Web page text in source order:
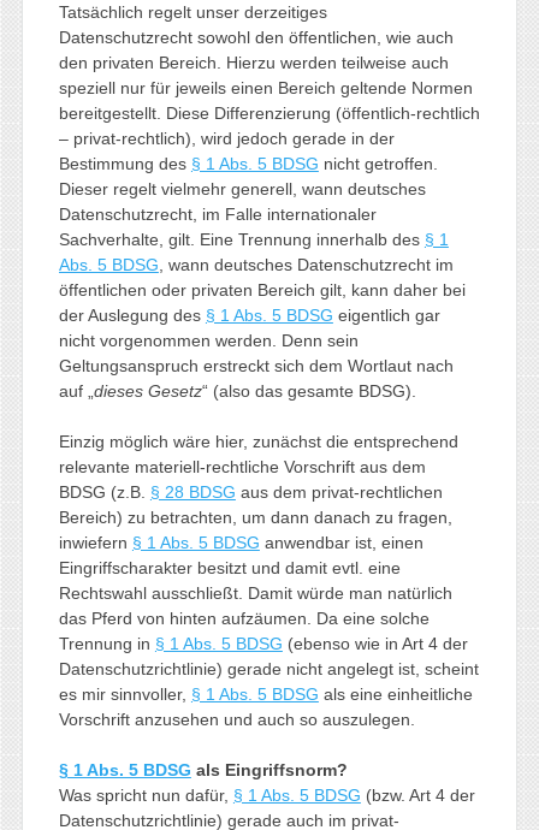
Tatsächlich regelt unser derzeitiges
Datenschutzrecht sowohl den öffentlichen, wie auch
den privaten Bereich. Hierzu werden teilweise auch
speziell nur für jeweils einen Bereich geltende Normen
bereitgestellt. Diese Differenzierung (öffentlich-rechtlich
– privat-rechtlich), wird jedoch gerade in der
Bestimmung des § 1 Abs. 5 BDSG nicht getroffen.
Dieser regelt vielmehr generell, wann deutsches
Datenschutzrecht, im Falle internationaler
Sachverhalte, gilt. Eine Trennung innerhalb des § 1
Abs. 5 BDSG , wann deutsches Datenschutzrecht im
öffentlichen oder privaten Bereich gilt, kann daher bei
der Auslegung des § 1 Abs. 5 BDSG eigentlich gar
nicht vorgenommen werden. Denn sein
Geltungsanspruch erstreckt sich dem Wortlaut nach
auf „ dieses Gesetz“ (also das gesamte BDSG).
Einzig möglich wäre hier, zunächst die entsprechend
relevante materiell-rechtliche Vorschrift aus dem
BDSG (z.B. § 28 BDSG aus dem privat-rechtlichen
Bereich) zu betrachten, um dann danach zu fragen,
inwiefern § 1 Abs. 5 BDSG anwendbar ist, einen
Eingriffscharakter besitzt und damit evtl. eine
Rechtswahl ausschließt. Damit würde man natürlich
das Pferd von hinten aufzäumen. Da eine solche
Trennung in § 1 Abs. 5 BDSG (ebenso wie in Art 4 der
Datenschutzrichtlinie) gerade nicht angelegt ist, scheint
es mir sinnvoller, § 1 Abs. 5 BDSG als eine einheitliche
Vorschrift anzusehen und auch so auszulegen.
§ 1 Abs. 5 BDSG als Eingriffsnorm?
Was spricht nun dafür, § 1 Abs. 5 BDSG (bzw. Art 4 der
Datenschutzrichtlinie) gerade auch im privat-